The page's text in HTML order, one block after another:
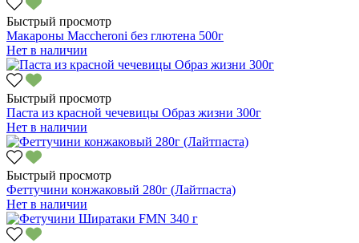
Быстрый просмотр
Макароны Maccheroni без глютена 500г
Нет в наличии
Быстрый просмотр
Паста из красной чечевицы Образ жизни 300г
Нет в наличии
Быстрый просмотр
Феттучини конжаковый 280г (Лайтпаста)
Нет в наличии